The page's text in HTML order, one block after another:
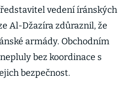
vedení íránských
Al-Džazíra zdůraznil, že
armády. Obchodním
bez koordinace s
bezpečnost.